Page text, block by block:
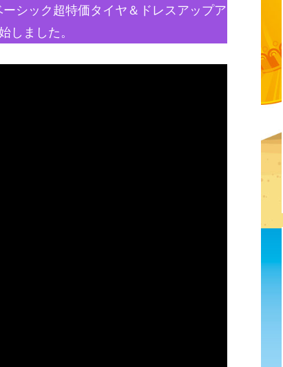
シック超特価タイヤ＆ドレスアップア
しました。